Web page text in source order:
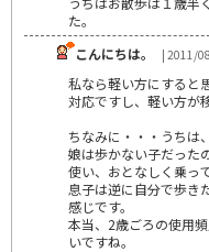
た。
こんにちは。
| 2011/
私なら軽い方にすると
対応ですし、軽い方が
ちなみに・・・うちは
娘は歩かない子だった
使い、おとなしく乗っ
息子は逆に自分で歩き
感じです。
本当、2歳ごろの使用
いですね。